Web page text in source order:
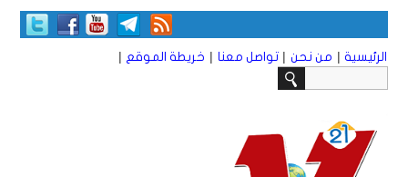
الرئيسية | من نحن | تواصل معنا | خريطة الموقع |